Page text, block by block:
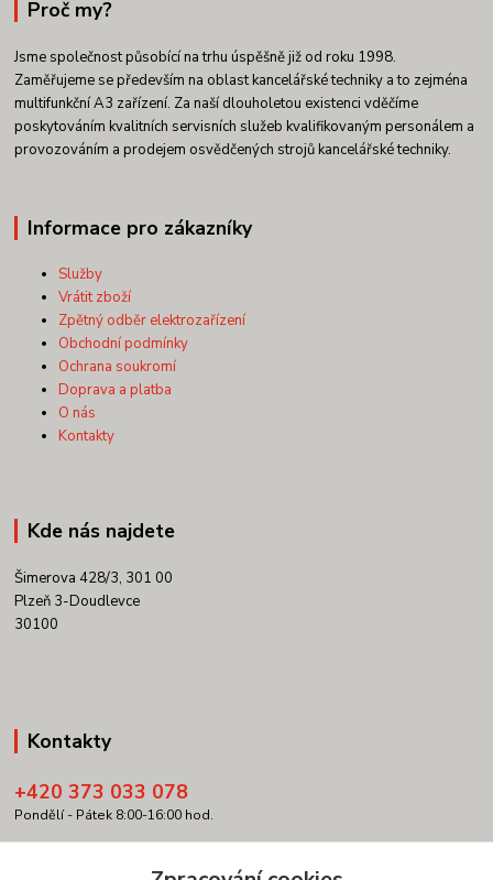
Proč my?
Jsme společnost působící na trhu úspěšně již od roku 1998.
Zaměřujeme se především na oblast kancelářské techniky a to zejména
multifunkční A3 zařízení. Za naší dlouholetou existenci vděčíme
poskytováním kvalitních servisních služeb kvalifikovaným personálem a
provozováním a prodejem osvědčených strojů kancelářské techniky.
Informace pro zákazníky
Služby
Vrátit zboží
Zpětný odběr elektrozařízení
Obchodní podmínky
Ochrana soukromí
Doprava a platba
O nás
Kontakty
Kde nás najdete
Šimerova 428/3, 301 00
Plzeň 3-Doudlevce
30100
Kontakty
+420 373 033 078
Pondělí - Pátek 8:00-16:00 hod.